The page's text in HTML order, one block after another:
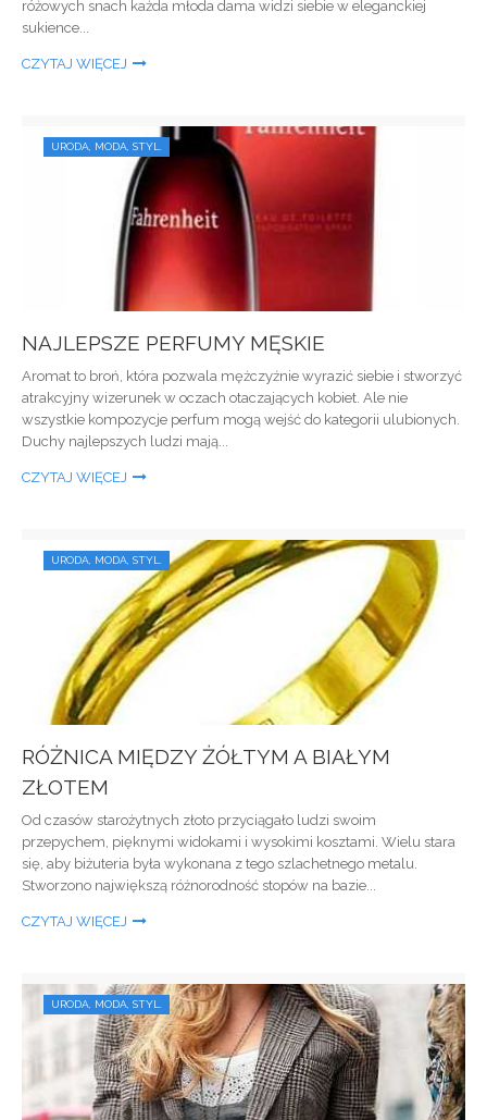
różowych snach każda młoda dama widzi siebie w eleganckiej
sukience...
CZYTAJ WIĘCEJ
URODA, MODA, STYL.
NAJLEPSZE PERFUMY MĘSKIE
Aromat to broń, która pozwala mężczyźnie wyrazić siebie i stworzyć
atrakcyjny wizerunek w oczach otaczających kobiet. Ale nie
wszystkie kompozycje perfum mogą wejść do kategorii ulubionych.
Duchy najlepszych ludzi mają...
CZYTAJ WIĘCEJ
URODA, MODA, STYL.
RÓŻNICA MIĘDZY ŻÓŁTYM A BIAŁYM
ZŁOTEM
Od czasów starożytnych złoto przyciągało ludzi swoim
przepychem, pięknymi widokami i wysokimi kosztami. Wielu stara
się, aby biżuteria była wykonana z tego szlachetnego metalu.
Stworzono największą różnorodność stopów na bazie...
CZYTAJ WIĘCEJ
URODA, MODA, STYL.